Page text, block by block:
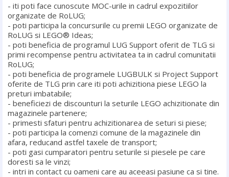
- iti poti face cunoscute MOC-urile in cadrul expozitiilor
organizate de RoLUG;
- poti participa la concursurile cu premii LEGO organizate de
RoLUG si LEGO® Ideas;
- poti beneficia de programul LUG Support oferit de TLG si
primi recompense pentru activitatea ta in cadrul comunitatii
RoLUG;
- poti beneficia de programele LUGBULK si Project Support
oferite de TLG prin care iti poti achizitiona piese LEGO la
preturi imbatabile;
- beneficiezi de discounturi la seturile LEGO achizitionate din
magazinele partenere;
- primesti sfaturi pentru achizitionarea de seturi si piese;
- poti participa la comenzi comune de la magazinele din
afara, reducand astfel taxele de transport;
- poti gasi cumparatori pentru seturile si piesele pe care
doresti sa le vinzi;
- intri in contact cu oameni care au aceeasi pasiune ca si tine.